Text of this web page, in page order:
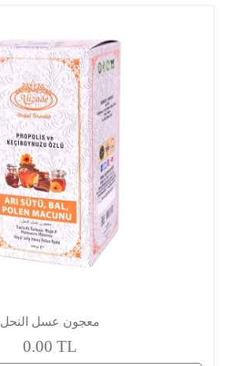
معجون عسل النحل
0.00 TL